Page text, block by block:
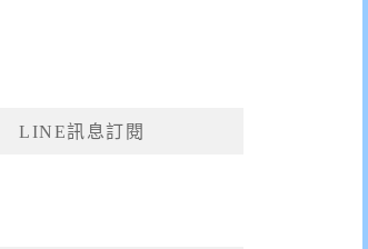
LINE訊息訂閱